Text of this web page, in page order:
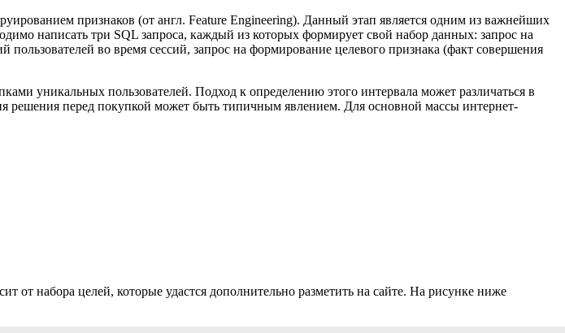
признаков (от англ. Feature Engineering). Данный этап является одним из важнейших
написать три SQL запроса, каждый из которых формирует свой набор данных: запрос на
во время сессий, запрос на формирование целевого признака (факт совершения
уникальных пользователей. Подход к определению этого интервала может различаться в
решения перед покупкой может быть типичным явлением. Для основной массы интернет-
от набора целей, которые удастся дополнительно разметить на сайте. На рисунке ниже